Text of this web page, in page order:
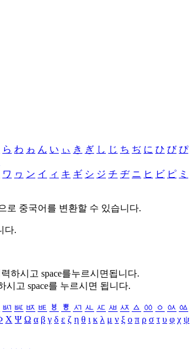
ら わ ゎ ん い ぃ き ぎ し じ ち ぢ に ひ び ぴ
ワ ヮ ン イ ィ キ ギ シ ジ チ ヂ ニ ヒ ビ ピ ミ
로 중국어를 변환할 수 있습니다.
다.
하시고 space를누르시면됩니다.
시고 space를 누르시면 됩니다.
ㅴ ㅵ ㅶ ㅷ ㅸ ㅹ ㅺ ㅻ ㅼ ㅽ ㅾ ㅿ ㆀ ㆁ ㆂ ㆃ
Χ Ψ Ω α β γ δ ε ζ η θ ι κ λ μ ν ξ ο π ρ σ τ υ φ χ ψ